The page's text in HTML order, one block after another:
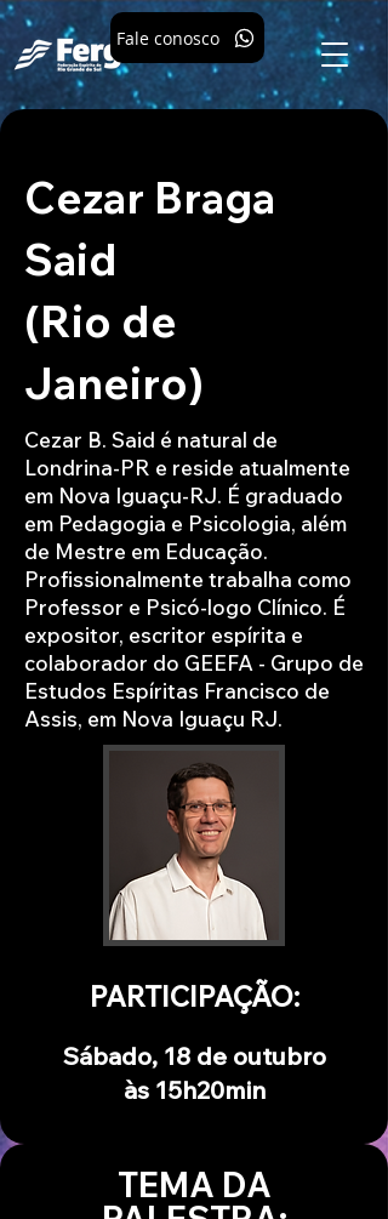
Fale conosco
Cezar Braga
Said
(Rio de
Janeiro)
Cezar B. Said é natural de
Londrina-PR e reside atualmente
em Nova Iguaçu-RJ. É graduado
em Pedagogia e Psicologia, além
de Mestre em Educação.
Profissionalmente trabalha como
Professor e Psicó-logo Clínico. É
expositor, escritor espírita e
colaborador do GEEFA - Grupo de
Estudos Espíritas Francisco de
Assis, em Nova Iguaçu RJ.
PARTICIPAÇÃO:
Sábado, 18 de outubro
às 15h20min
TEMA DA